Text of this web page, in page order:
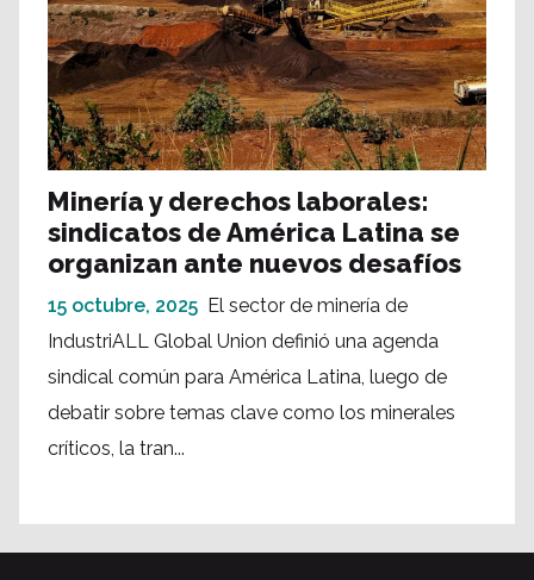
Minería y derechos laborales:
sindicatos de América Latina se
organizan ante nuevos desafíos
15 octubre, 2025 El sector de minería de
IndustriALL Global Union definió una agenda
sindical común para América Latina, luego de
debatir sobre temas clave como los minerales
críticos, la tran...